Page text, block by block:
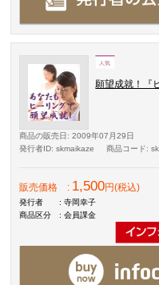
願望成就！『
商品の販売日 : 2009年07月29日
発行者ID: skmaikaze 商品コード:
販売価格 : 1,500円(税込)
発行者
: 寺岡幸子
商品区分
: 会員課金